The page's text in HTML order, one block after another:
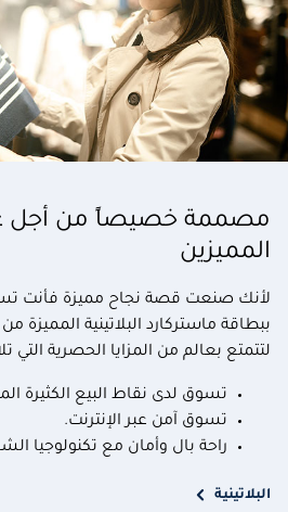
مصممة خصيصاً من أجل
المميزين
لأنك صنعت قصة نجاح مميزة فأنت
ببطاقة ماستركارد البلاتينية المميزة
لتتمتع بعالم من المزايا الحصرية التي
تسوق لدى نقاط البيع الكثيرة
تسوق آمن عبر الإنترنت.
راحة بال وأمان مع تكنولوجيا
البلاتينية